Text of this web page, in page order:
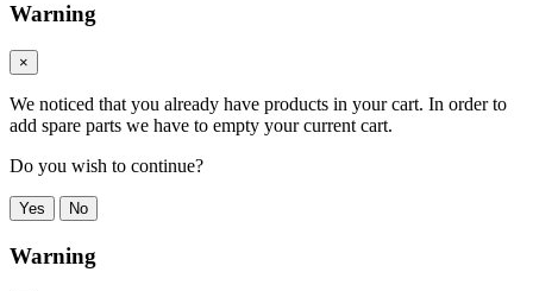
Warning
×
We noticed that you already have products in your cart. In order to
add spare parts we have to empty your current cart.
Do you wish to continue?
Yes No
Warning